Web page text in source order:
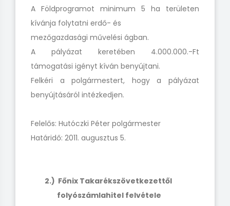
A Földprogramot minimum 5 ha területen
kívánja folytatni erdő- és
mezőgazdasági művelési ágban.
A pályázat keretében 4.000.000.-Ft
támogatási igényt kíván benyújtani.
Felkéri a polgármestert, hogy a pályázat
benyújtásáról intézkedjen.
Felelős: Hutóczki Péter polgármester
Határidő: 2011. augusztus 5.
2.) Főnix Takarékszövetkezettől
folyószámlahitel felvétele